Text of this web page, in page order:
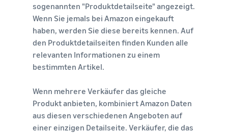
sogenannten "Produktdetailseite" angezeigt.
Wenn Sie jemals bei Amazon eingekauft
haben, werden Sie diese bereits kennen. Auf
den Produktdetailseiten finden Kunden alle
relevanten Informationen zu einem
bestimmten Artikel.
Wenn mehrere Verkäufer das gleiche
Produkt anbieten, kombiniert Amazon Daten
aus diesen verschiedenen Angeboten auf
einer einzigen Detailseite. Verkäufer, die das